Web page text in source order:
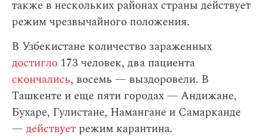
также в нескольких районах страны действует
режим чрезвычайного положения.
В Узбекистане количество зараженных
достигло 173 человек, два пациента
скончались, восемь — выздоровели. В
Ташкенте и еще пяти городах — Андижане,
Бухаре, Гулистане, Намангане и Самарканде
— действует режим карантина.